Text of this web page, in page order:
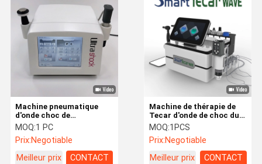
Machine photodynamique de thérapie
Machine de radiofréquence
Microneedling rf partiel
Machine de physiothérapie de laser
Machine de thérapie de
Tecar d'onde de choc du
vide SME pour le
traitement de fasce
MOQ:1PCS
Prix:Negotiable
Meilleur prix
CONTACT
Machine pneumatique
d'onde choc de
physiothérapie
d'Ultrasoud pour le
soulagement de la
douleur d'épaule
MOQ:1 PC
Prix:Negotiable
Meilleur prix
CONTACT